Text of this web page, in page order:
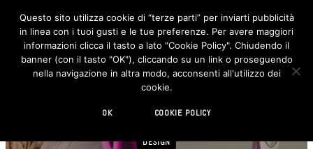
F
c
e
b
o
I
n
s
t
DESIGN
Questo sito utilizza cookie di “terze parti” per inviarti pubblicità
in linea con i tuoi gusti e le tue preferenze. Per avere maggiori
informazioni clicca il tasto a lato "Cookie Policy". Chiudendo il
banner (con il tasto "OK"), cliccando su un link o proseguendo
nella navigazione in altra modo, acconsenti all'utilizzo dei
cookie.
OK COOKIE POLICY